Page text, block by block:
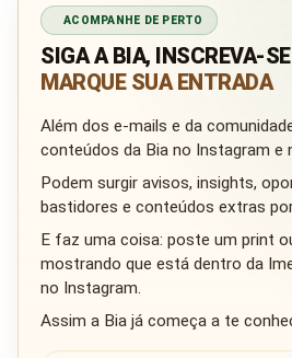
ACOMPANHE DE PERTO
SIGA A BIA, INSCREVA-
MARQUE SUA ENTRADA
Além dos e-mails e da
conteúdos da Bia no Instagram e
Podem surgir avisos, insights,
bastidores e conteúdos extras
E faz uma coisa: poste um print
mostrando que está dentro da
no Instagram.
Assim a Bia já começa a te